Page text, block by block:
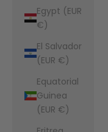
Egypt (EUR
€)
El Salvador
(EUR €)
Equatorial
Guinea
(EUR €)